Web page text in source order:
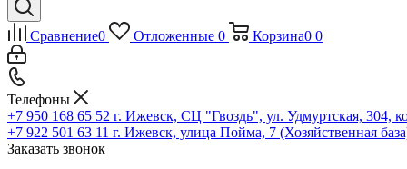
Сравнение0 Отложенные 0 Корзина0 0
Телефоны
+7 950 168 65 52 г. Ижевск, СЦ "Гвоздь", ул. Удмуртская, 304,
+7 922 501 63 11 г. Ижевск, улица Пойма, 7 (Хозяйственная
Заказать звонок